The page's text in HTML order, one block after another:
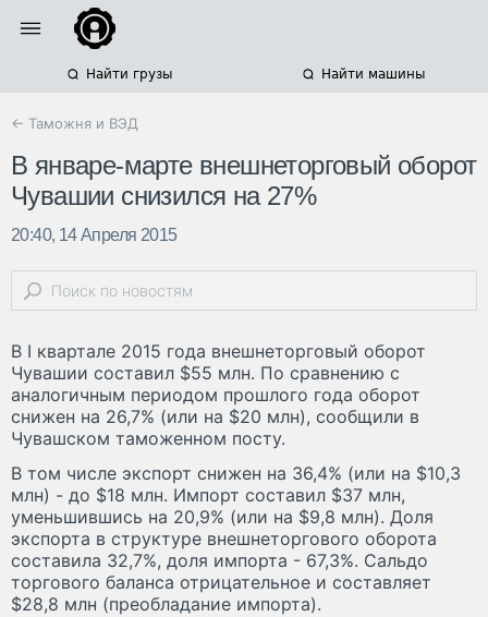
Найти грузы Найти машины
← Таможня и ВЭД
В январе-марте внешнеторговый оборот
Чувашии снизился на 27%
20:40, 14 Апреля 2015
В I квартале 2015 года внешнеторговый оборот
Чувашии составил $55 млн. По сравнению с
аналогичным периодом прошлого года оборот
снижен на 26,7% (или на $20 млн), сообщили в
Чувашском таможенном посту.
В том числе экспорт снижен на 36,4% (или на $10,3
млн) - до $18 млн. Импорт составил $37 млн,
уменьшившись на 20,9% (или на $9,8 млн). Доля
экспорта в структуре внешнеторгового оборота
составила 32,7%, доля импорта - 67,3%. Сальдо
торгового баланса отрицательное и составляет
$28,8 млн (преобладание импорта).